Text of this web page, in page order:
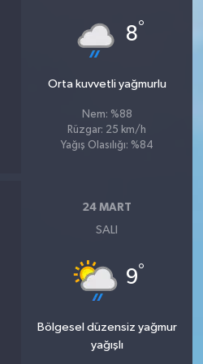
8°
Orta kuvvetli yağmurlu
Nem: %88
Rüzgar: 25 km/h
Yağış Olasılığı: %84
24 MART
SALI
9°
Bölgesel düzensiz yağmur
yağışlı